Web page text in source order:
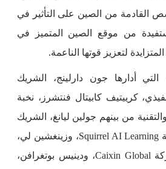
القادمة من الصين على التأثير في
من موقع الصين المتميز في
لتعزيز قوتها الناعمة.
أدارها جون دارلينج، الشريك
كرييتيف كابيتال فنتشرز، نخبة
من بينهم جولين ليانغ، الشريك
المؤسس ورئيس شركة Squirrel AI Learning، وزينغشين لي،
نائب المدير العام لشركة Caixin Global، ودينيس بوتغرافن،